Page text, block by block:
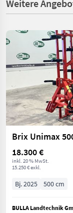
Weitere
Brix Unimax
18.300 €
inkl. 20 % MwSt.
15.250 € exkl.
Bj. 2025 500 cm
BULLA Landtechnik